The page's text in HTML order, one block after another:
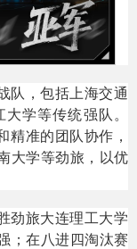
队，包括上海交通
学等传统强队。
精准的团队协作，
大学等劲旅，以优
劲旅大连理工大学
；在八进四淘汰赛